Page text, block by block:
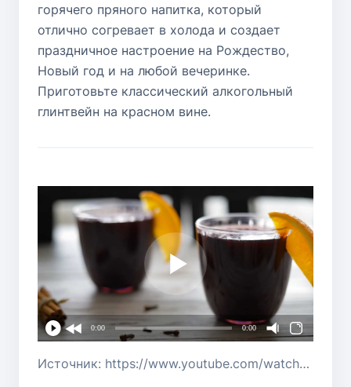
горячего пряного напитка, который
отлично согревает в холода и создает
праздничное настроение на Рождество,
Новый год и на любой вечеринке.
Приготовьте классический алкогольный
глинтвейн на красном вине.
0:00 0:00
Источник: https://www.youtube.com/watch?v=M2teHnAZ3Og